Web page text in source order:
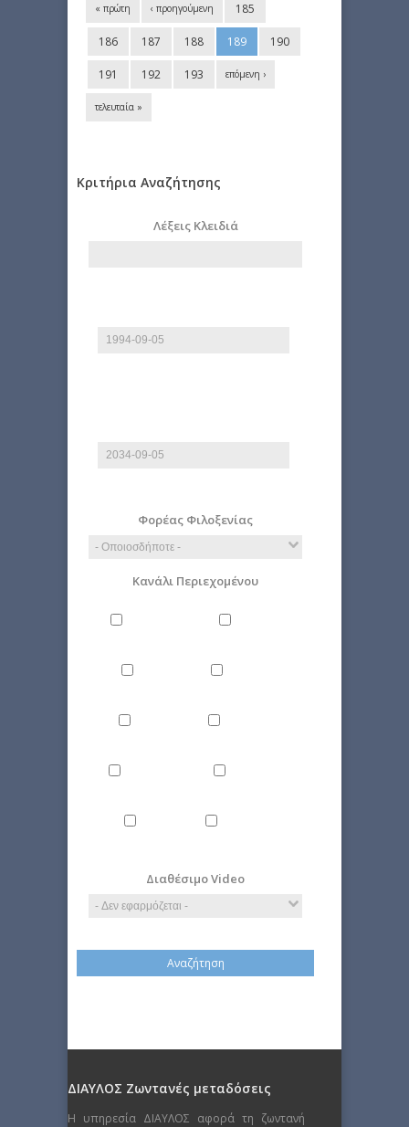
« πρώτη ‹ προηγούμενη 185
186 187 188 189 190
191 192 193 επόμενη ›
τελευταία »
Κριτήρια Αναζήτησης
Λέξεις Κλειδιά
Φορέας Φιλοξενίας
Κανάλι Περιεχομένου
Διαθέσιμο Video
ΔΙΑΥΛΟΣ Ζωντανές μεταδόσεις
Η υπηρεσία ΔΙΑΥΛΟΣ αφορά τη ζωντανή